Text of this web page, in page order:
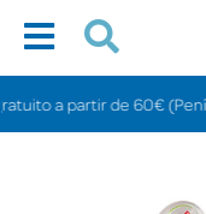
a partir de 60€